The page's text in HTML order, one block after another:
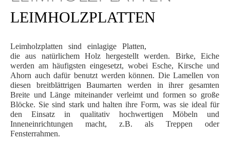
LEIMHOLZPLATTEN
Leimholzplatten sind einlagige Platten,
die aus natürlichem Holz hergestellt werden. Birke, Eiche
werden am häufigsten eingesetzt, wobei Esche, Kirsche und
Ahorn auch dafür benutzt werden können. Die Lamellen von
diesen breitblättrigen Baumarten werden in ihrer gesamten
Breite und Länge miteinander verleimt und formen so große
Blöcke. Sie sind stark und halten ihre Form, was sie ideal für
den Einsatz in qualitativ hochwertigen Möbeln und
Inneneinrichtungen macht, z.B. als Treppen oder
Fensterrahmen.